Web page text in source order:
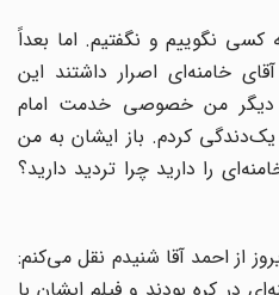
نگوییم و نگفتیم. اما بعداً
خامنه‌‌ای اصرار داشتند این
دیگر من خصوصی خدمت امام
کردم. باز ایشان به من
را دارید چرا تردید دارید؟
از احمد آقا شنیدم نقل می‌‌کنم: